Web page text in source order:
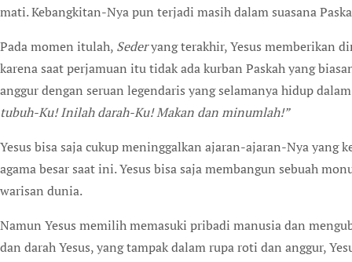
mati. Kebangkitan-Nya pun terjadi masih dalam suasana
Pada momen itulah, Sederyang terakhir, Yesus memberikan
karena saat perjamuan itu tidak ada kurban Paskah yang
anggur dengan seruan legendaris yang selamanya hidup
tubuh-Ku! Inilah darah-Ku! Makan dan minumlah!”
Yesus bisa saja cukup meninggalkan ajaran-ajaran-Nya
agama besar saat ini. Yesus bisa saja membangun sebuah
warisan dunia.
Namun Yesus memilih memasuki pribadi manusia dan
dan darah Yesus, yang tampak dalam rupa roti dan anggur,